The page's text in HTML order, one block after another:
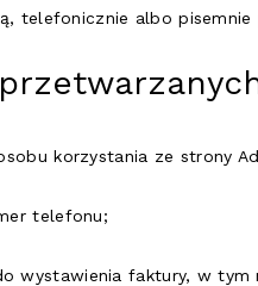
telefonicznie albo pisemnie
korzystania ze strony
telefonu;
wystawienia faktury, w tym